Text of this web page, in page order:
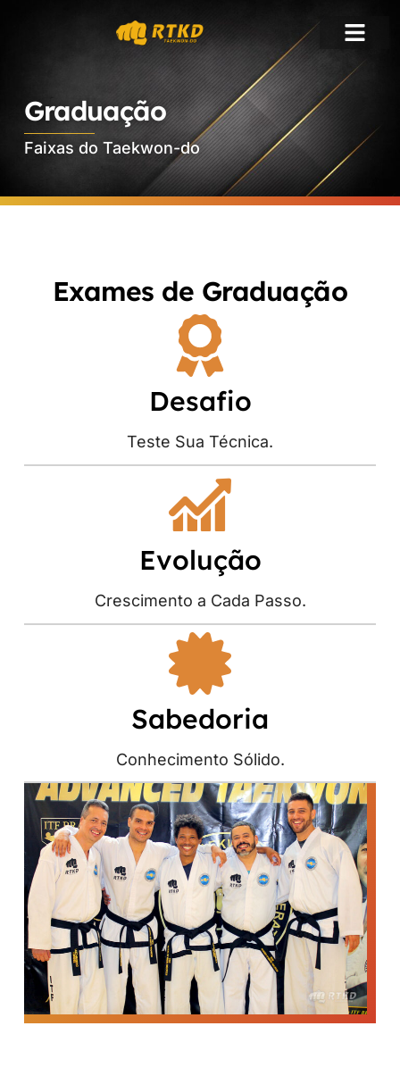
Graduação
Faixas do Taekwon-do
Exames de Graduação
Desafio
Teste Sua Técnica.
Evolução
Crescimento a Cada Passo.
Sabedoria
Conhecimento Sólido.